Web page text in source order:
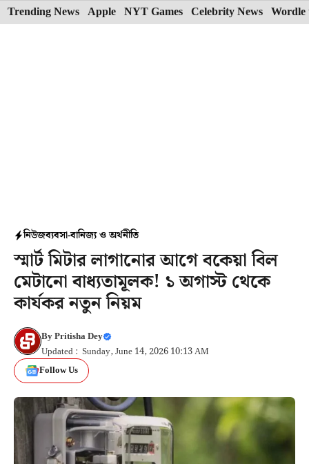
Skip
to
Trending News Apple NYT Games Celebrity News Wordle
নিউজব্যবসা-বানিজ্য ও অর্থনীতি
স্মার্ট মিটার লাগানোর আগে বকেয়া বিল
মেটানো বাধ্যতামূলক! ১ অগাস্ট থেকে
কার্যকর নতুন নিয়ম
ByPritisha Dey
Updated : Sunday, June 14, 2026 10:13 AM
Follow Us